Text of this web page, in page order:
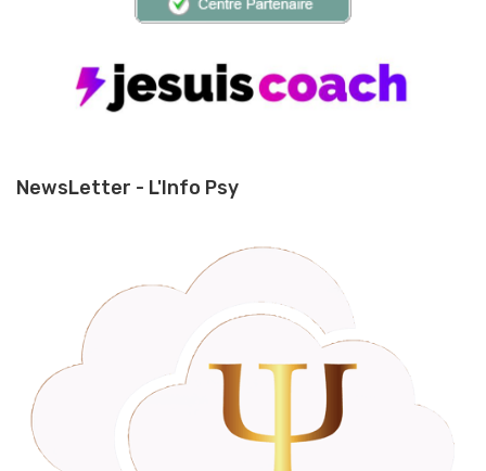
NewsLetter - L'Info Psy